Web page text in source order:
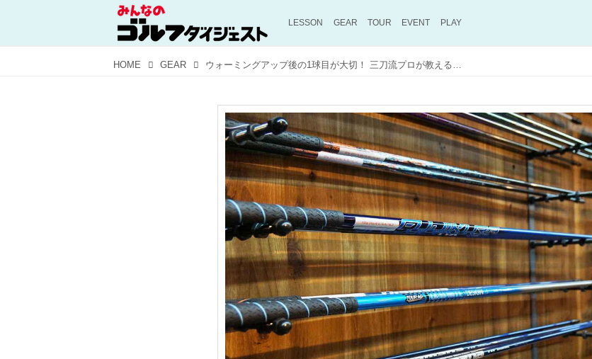
LESSON GEAR TOUR EVENT PLAY
HOME GEAR ウォーミングアップ後の1球目が大切！ 三刀流プロが教えるフィッティング受けるときの注意点